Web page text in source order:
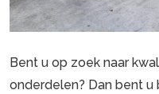
Bent u op zoek naar
onderdelen? Dan bent